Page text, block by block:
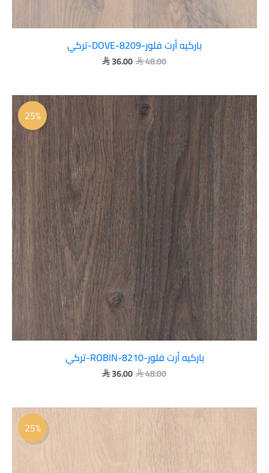
باركيه أرت فلور-DOVE-8209-تركي
48.00
36.00
25%
باركيه أرت فلور-ROBIN-8210-تركي
48.00
السعر
الأصلي
هو:
 48.00.
36.00
السعر
الحالي
هو:
 36.00.
25%
السعر السعر
 36.00.